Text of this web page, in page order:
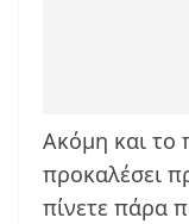
Ακόμη και το
προκαλέσει
πίνετε πάρα